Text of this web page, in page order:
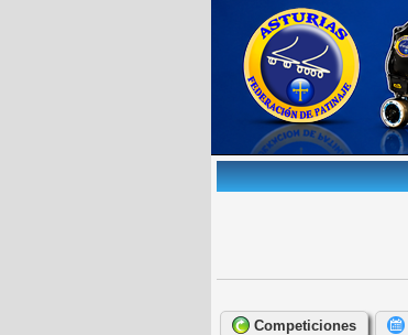
Competiciones